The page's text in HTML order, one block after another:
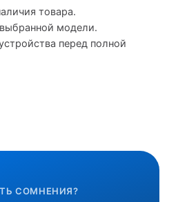
товара.
модели.
перед полной
СОМНЕНИЯ?